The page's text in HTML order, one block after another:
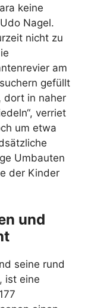
keine
Nagel.
nicht zu
am
gefüllt
dort in naher
verriet
um etwa
Umbauten
der Kinder
und
seine rund
ist eine